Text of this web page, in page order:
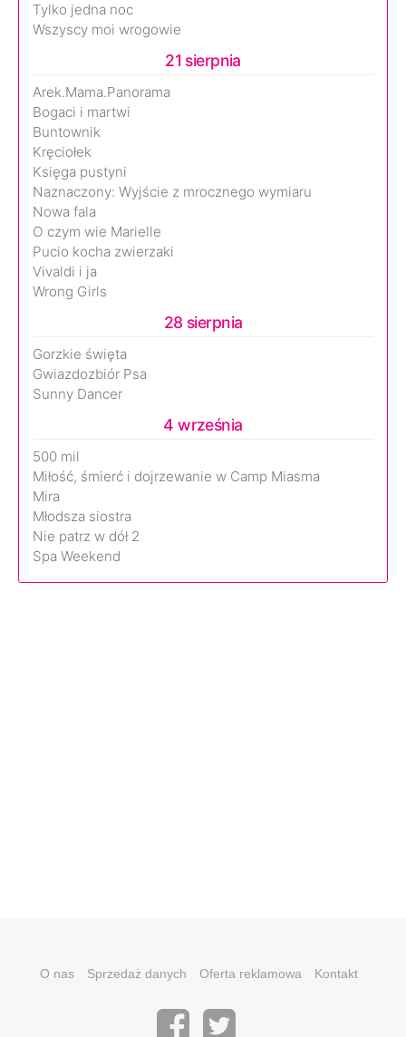
Tylko jedna noc
Wszyscy moi wrogowie
21 sierpnia
Arek.Mama.Panorama
Bogaci i martwi
Buntownik
Kręciołek
Księga pustyni
Naznaczony: Wyjście z mrocznego wymiaru
Nowa fala
O czym wie Marielle
Pucio kocha zwierzaki
Vivaldi i ja
Wrong Girls
28 sierpnia
Gorzkie święta
Gwiazdozbiór Psa
Sunny Dancer
4 września
500 mil
Miłość, śmierć i dojrzewanie w Camp Miasma
Mira
Młodsza siostra
Nie patrz w dół 2
Spa Weekend
O nas Sprzedaż danych Oferta reklamowa Kontakt